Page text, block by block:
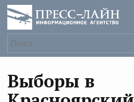
Выборы в